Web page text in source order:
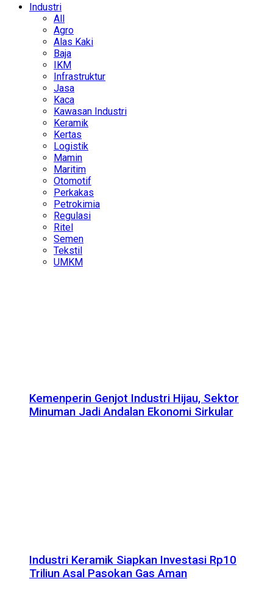
Industri
All
Agro
Alas Kaki
Baja
IKM
Infrastruktur
Jasa
Kaca
Kawasan Industri
Keramik
Kertas
Logistik
Mamin
Maritim
Otomotif
Perkakas
Petrokimia
Regulasi
Ritel
Semen
Tekstil
UMKM
Kemenperin Genjot Industri Hijau, Sektor
Minuman Jadi Andalan Ekonomi Sirkular
Industri Keramik Siapkan Investasi Rp10
Triliun Asal Pasokan Gas Aman